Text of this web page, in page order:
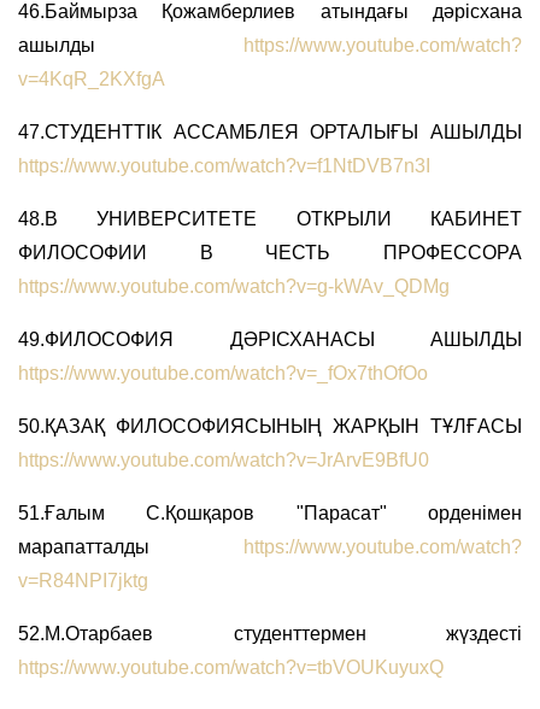
46.Баймырза Қожамберлиев атындағы дәрісхана
ашылды
https://www.youtube.com/watch?
v=4KqR_2KXfgA
47.СТУДЕНТТІК АССАМБЛЕЯ ОРТАЛЫҒЫ АШЫЛДЫ
https://www.youtube.com/watch?v=f1NtDVB7n3I
48.В УНИВЕРСИТЕТЕ ОТКРЫЛИ КАБИНЕТ
ФИЛОСОФИИ В ЧЕСТЬ ПРОФЕССОРА
https://www.youtube.com/watch?v=g-kWAv_QDMg
49.ФИЛОСОФИЯ ДӘРІСХАНАСЫ АШЫЛДЫ
https://www.youtube.com/watch?v=_fOx7thOfOo
50.ҚАЗАҚ ФИЛОСОФИЯСЫНЫҢ ЖАРҚЫН ТҰЛҒАСЫ
https://www.youtube.com/watch?v=JrArvE9BfU0
51.Ғалым С.Қошқаров "Парасат" орденімен
марапатталды
https://www.youtube.com/watch?
v=R84NPI7jktg
52.М.Отарбаев студенттермен жүздесті
https://www.youtube.com/watch?v=tbVOUKuyuxQ